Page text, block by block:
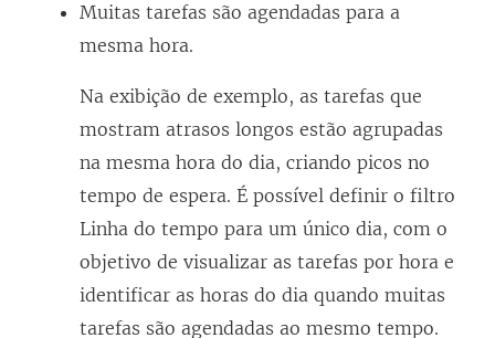
Muitas tarefas são agendadas para a
mesma hora.
Na exibição de exemplo, as tarefas que
mostram atrasos longos estão agrupadas
na mesma hora do dia, criando picos no
tempo de espera. É possível definir o filtro
Linha do tempo para um único dia, com o
objetivo de visualizar as tarefas por hora e
identificar as horas do dia quando muitas
tarefas são agendadas ao mesmo tempo.